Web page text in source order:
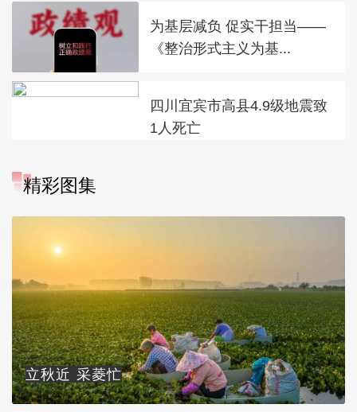
为基层减负 促实干担当——
《整治形式主义为基...
四川宜宾市高县4.9级地震致
1人死亡
精彩图集
立秋近 采菱忙